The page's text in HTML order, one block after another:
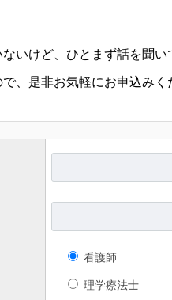
いけど、ひとまず話を聞い
、是非お気軽にお申込みく
看護師
理学療法士